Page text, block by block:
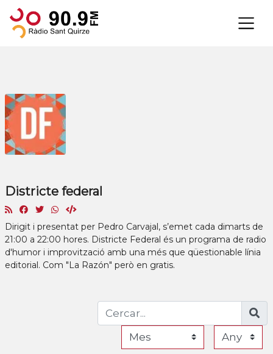
×
Districte federal
Dirigit i presentat per Pedro Carvajal, s’emet cada dimarts de
21:00 a 22:00 hores. Districte Federal és un programa de radio
d'humor i improvització amb una més que qüestionable línia
editorial. Com "La Razón" però en gratis.